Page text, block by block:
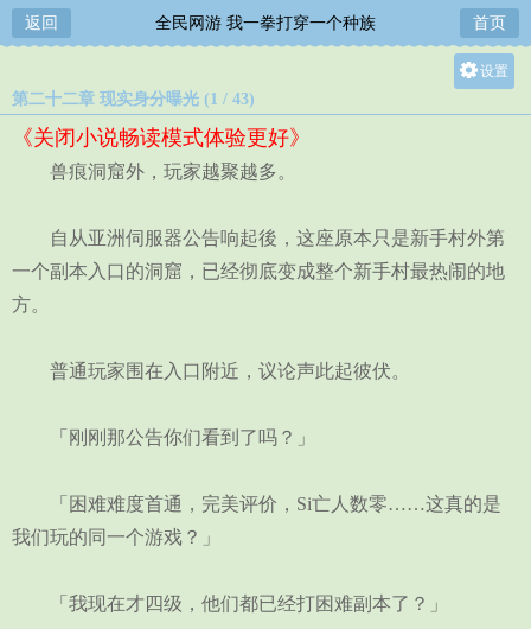
返回 全民网游 我一拳打穿一个种族 首页
设置
第二十二章 现实身分曝光 (1 / 43)
《关闭小说畅读模式体验更好》
兽痕洞窟外，玩家越聚越多。
自从亚洲伺服器公告响起後，这座原本只是新手村外第
一个副本入口的洞窟，已经彻底变成整个新手村最热闹的地
方。
普通玩家围在入口附近，议论声此起彼伏。
「刚刚那公告你们看到了吗？」
「困难难度首通，完美评价，Si亡人数零……这真的是
我们玩的同一个游戏？」
「我现在才四级，他们都已经打困难副本了？」